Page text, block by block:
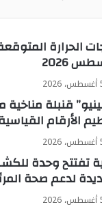
2026
قنبلة
الأرقام
تفتتح وحدة
لدعم صحة